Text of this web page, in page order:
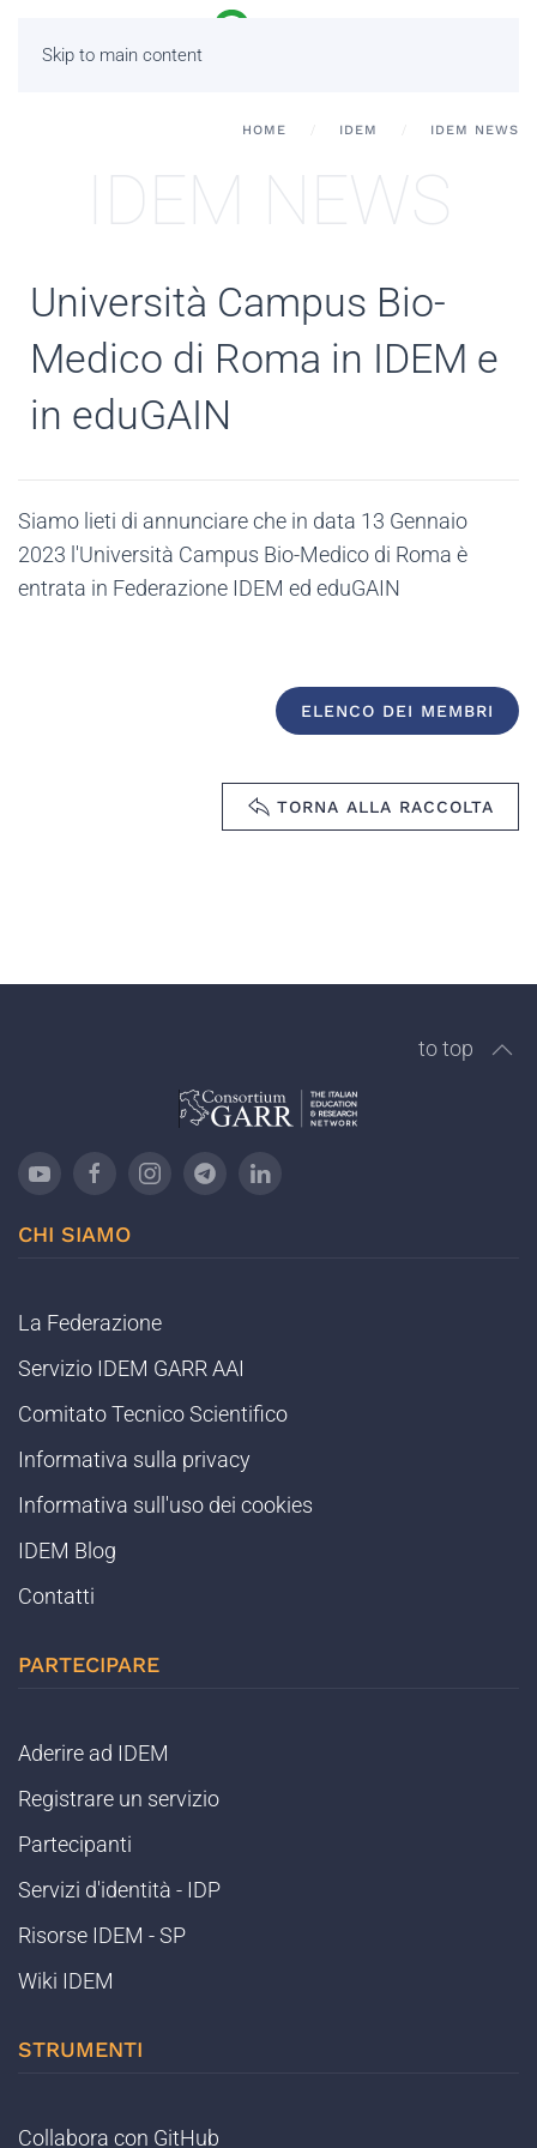
Skip to main content
HOME IDEM IDEM NEWS
IDEM NEWS
Università Campus Bio-
Medico di Roma in IDEM e
in eduGAIN
Siamo lieti di annunciare che in data 13 Gennaio
2023 l'Università Campus Bio-Medico di Roma è
entrata in Federazione IDEM ed eduGAIN
ELENCO DEI MEMBRI
TORNA ALLA RACCOLTA
to top
CHI SIAMO
La Federazione
Servizio IDEM GARR AAI
Comitato Tecnico Scientifico
Informativa sulla privacy
Informativa sull'uso dei cookies
IDEM Blog
Contatti
PARTECIPARE
Aderire ad IDEM
Registrare un servizio
Partecipanti
Servizi d'identità - IDP
Risorse IDEM - SP
Wiki IDEM
STRUMENTI
Collabora con GitHub